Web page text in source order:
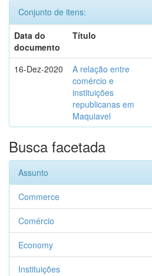
Conjunto de itens:
Data do
documento
Título
16-Dez-2020
A relação entre
comércio e
instituições
republicanas em
Maquiavel
Busca facetada
Assunto
Commerce
Comércio
Economy
Instituições